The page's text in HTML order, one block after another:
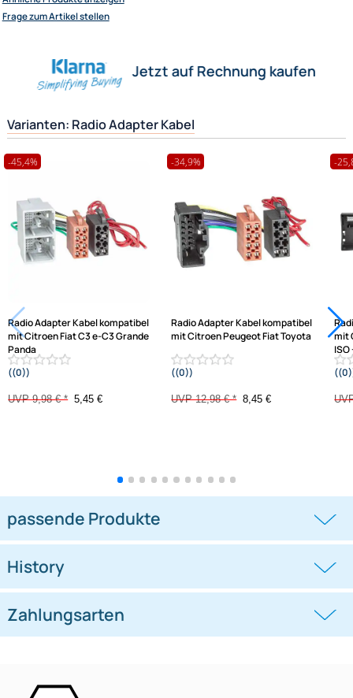
Jeep Wrangler 2018-2022
Peugeot Boxer ab 2014
Hilfreiche Links
passende Produkte
Ähnliche Produkte anzeigen
Frage zum Artikel stellen
Jetzt auf Rechnung kaufen
Varianten: Radio Adapter Kabel
Radio Adapter Kabel kompatibel
mit Citroen Fiat C3 e-C3 Grande
Panda
Radio Adapter Kabel kompatibel
mit Citroen Peugeot Fiat Toyota